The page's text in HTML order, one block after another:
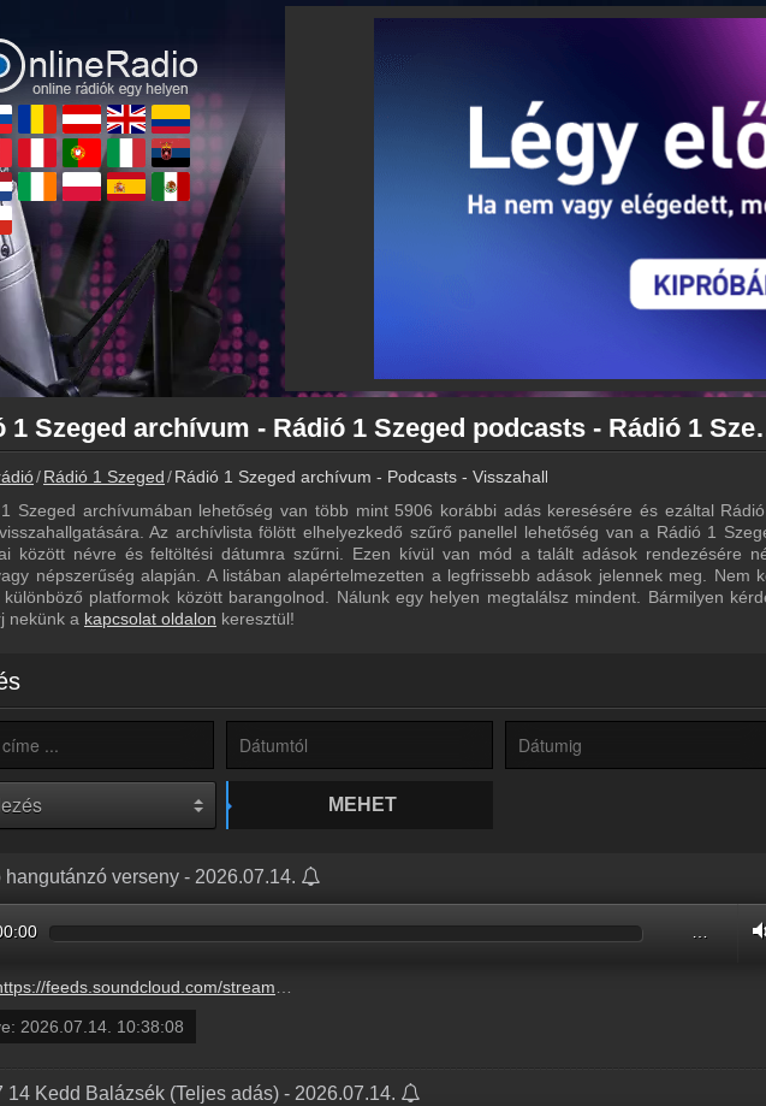
Rádió 1 Szeged
Rádió 1 Szeged
Rádió 1 Szeged archívum - Podcasts - Visszahallgatás
Szeged archívumában lehetőség van több mint 5906 korábbi adás keresésére és ezáltal
Az archívlista fölött elhelyezkedő szűrő panellel lehetőség van a Rádió 1
között névre és feltöltési dátumra szűrni. Ezen kívül van mód a talált adások rendezésére
népszerűség alapján. A listában alapértelmezetten a legfrissebb adások jelennek meg. Nem
platformok között barangolnod. Nálunk egy helyen megtalálsz mindent. Bármilyen
nekünk a kapcsolat oldalon keresztül!
MEHET
hangutánzó verseny - 2026.07.14.
…
feeds.soundcloud.com/stream/2360362466-radio1hungary-3-dino-hangutanzo-verseny-3.mp3
2026.07.14. 10:38:08
14 Kedd Balázsék (Teljes adás) - 2026.07.14.